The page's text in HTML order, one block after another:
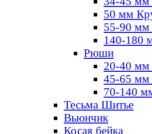
50 мм
55-90 мм
140-180
Рюши
20-40
45-65
70-140
Тесьма Шитье
Вьюнчик
Косая бейка